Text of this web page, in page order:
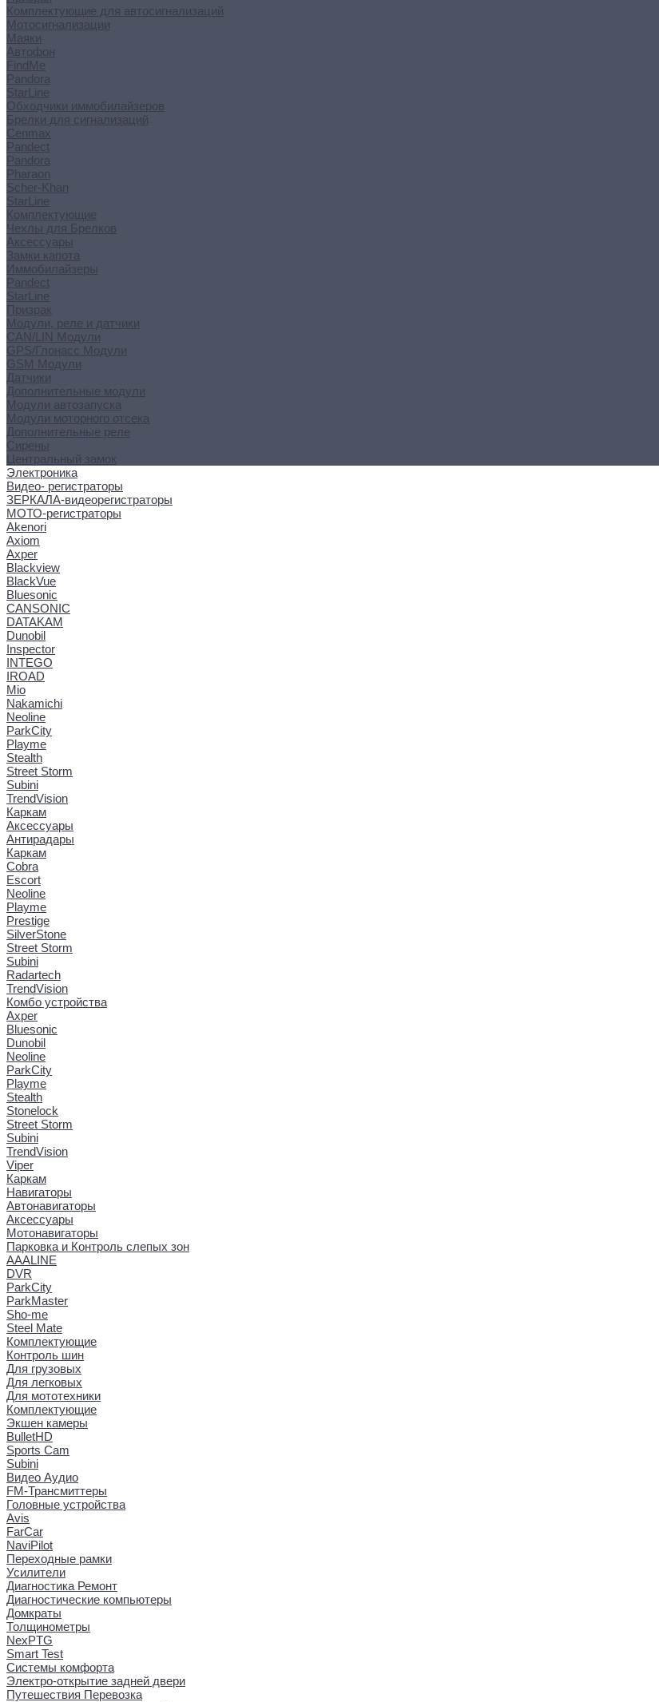
Комплектующие для автосигнализаций
Мотосигнализации
Маяки
Автофон
FindMe
Pandora
StarLine
Обходчики иммобилайзеров
Брелки для сигнализаций
Cenmax
Pandect
Pandora
Pharaon
Scher-Khan
StarLine
Комплектующие
Чехлы для Брелков
Аксессуары
Замки капота
Иммобилайзеры
Pandect
StarLine
Призрак
Модули, реле и датчики
CAN/LIN Модули
GPS/Глонасс Модули
GSM Модули
Датчики
Дополнительные модули
Модули автозапуска
Модули моторного отсека
Дополнительные реле
Сирены
Центральный замок
Электроника
Видео- регистраторы
ЗЕРКАЛА-видеорегистраторы
МОТО-регистраторы
Akenori
Axiom
Axper
Blackview
BlackVue
Bluesonic
CANSONIC
DATAKAM
Dunobil
Inspector
INTEGO
IROAD
Mio
Nakamichi
Neoline
ParkCity
Playme
Stealth
Street Storm
Subini
TrendVision
Каркам
Аксессуары
Антирадары
Каркам
Cobra
Escort
Neoline
Playme
Prestige
SilverStone
Street Storm
Subini
Radartech
TrendVision
Комбо устройства
Axper
Bluesonic
Dunobil
Neoline
ParkCity
Playme
Stealth
Stonelock
Street Storm
Subini
TrendVision
Viper
Каркам
Навигаторы
Автонавигаторы
Аксессуары
Мотонавигаторы
Парковка и Контроль слепых зон
AAALINE
DVR
ParkCity
ParkMaster
Sho-me
Steel Mate
Комплектующие
Контроль шин
Для грузовых
Для легковых
Для мототехники
Комплектующие
Экшен камеры
BulletHD
Sports Cam
Subini
Видео Аудио
FM-Трансмиттеры
Головные устройства
Avis
FarCar
NaviPilot
Переходные рамки
Усилители
Диагностика Ремонт
Диагностические компьютеры
Домкраты
Толщинометры
NexPTG
Smart Test
Системы комфорта
Электро-открытие задней двери
Путешествия Перевозка